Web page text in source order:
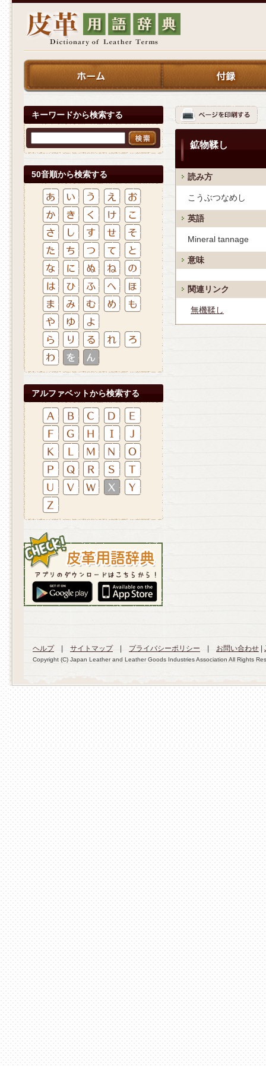
キーワードから検索する
50音順から検索する
アルファベットから検索する
鉱物鞣し
読み方
こうぶつなめし
英語
Mineral tannage
意味
関連リンク
無機鞣し
ヘルプ| サイトマップ| プライバシーポリシー お問い合わせ
Copyright (C) Japan Leather and Leather Goods Industries Association All Rights